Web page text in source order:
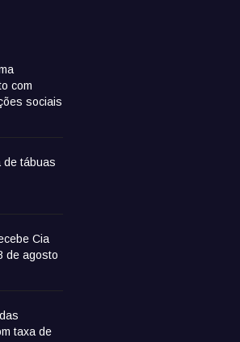
com
sociais
de tábuas
Cia
de agosto
taxa de